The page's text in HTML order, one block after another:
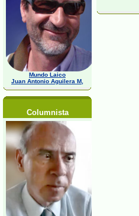
Mundo Laico
Juan Antonio Aguilera M,
Columnista